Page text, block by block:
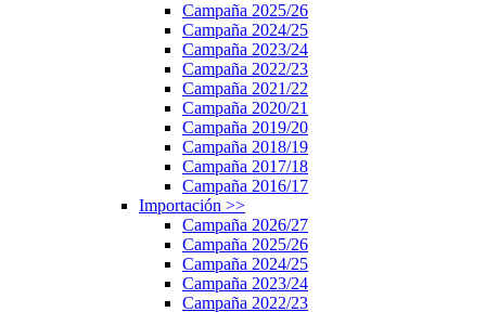
Campaña 2025/26
Campaña 2024/25
Campaña 2023/24
Campaña 2022/23
Campaña 2021/22
Campaña 2020/21
Campaña 2019/20
Campaña 2018/19
Campaña 2017/18
Campaña 2016/17
Importación >>
Campaña 2026/27
Campaña 2025/26
Campaña 2024/25
Campaña 2023/24
Campaña 2022/23